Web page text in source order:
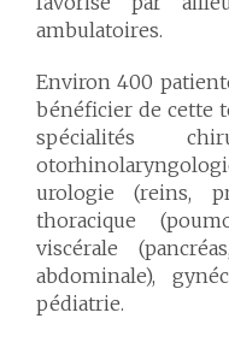
ambulatoires.
Environ 400
bénéficier de cette
spécialités
urologie (reins,
thoracique
viscérale
abdominale),
pédiatrie.